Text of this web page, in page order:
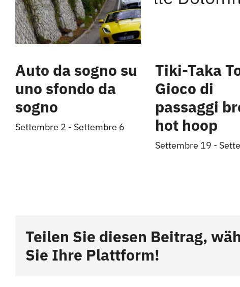
Auto da sogno su
uno sfondo da
sogno
Settembre 2 - Settembre 6
Tiki-Taka
Gioco di
passaggi
hot hoop
Settembre 19 -
Teilen Sie diesen Beitrag,
Sie Ihre Plattform!